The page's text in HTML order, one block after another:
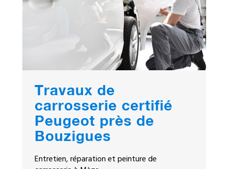
Travaux de
carrosserie certifié
Peugeot près de
Bouzigues
Entretien, réparation et peinture de